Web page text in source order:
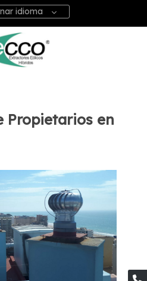
idioma
Propietarios en